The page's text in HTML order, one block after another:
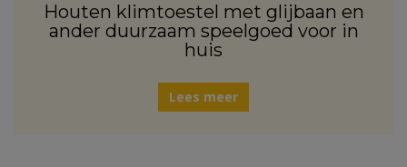
Houten klimtoestel met glijbaan en
ander duurzaam speelgoed voor in
huis
Lees meer